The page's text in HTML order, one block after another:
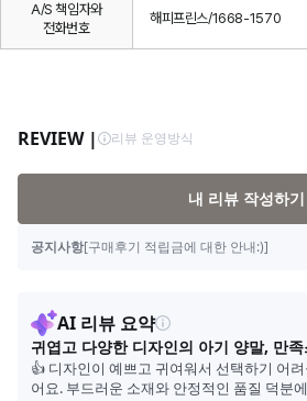
A/S 책임자와
전화번호
해피프린스/1668-1570